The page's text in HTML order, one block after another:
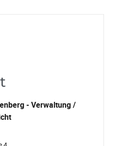
- Verwaltung /